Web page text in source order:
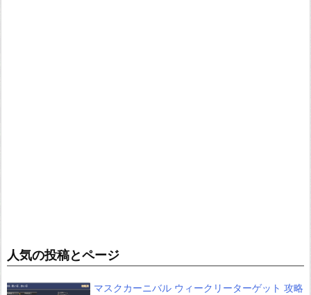
人気の投稿とページ
マスクカーニバル ウィークリーターゲット 攻略